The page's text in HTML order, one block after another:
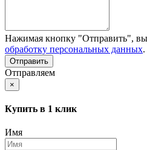
Нажимая кнопку "Отправить", вы
обработку персональных данных.
Отправляем
×
Купить в 1 клик
Имя